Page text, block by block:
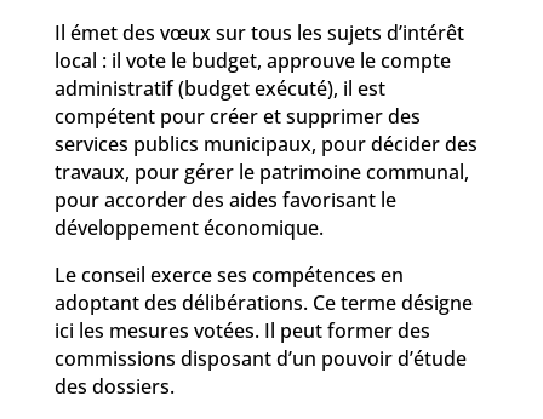
Il émet des vœux sur tous les sujets d’intérêt
local : il vote le budget, approuve le compte
administratif (budget exécuté), il est
compétent pour créer et supprimer des
services publics municipaux, pour décider des
travaux, pour gérer le patrimoine communal,
pour accorder des aides favorisant le
développement économique.
Le conseil exerce ses compétences en
adoptant des délibérations. Ce terme désigne
ici les mesures votées. Il peut former des
commissions disposant d’un pouvoir d’étude
des dossiers.